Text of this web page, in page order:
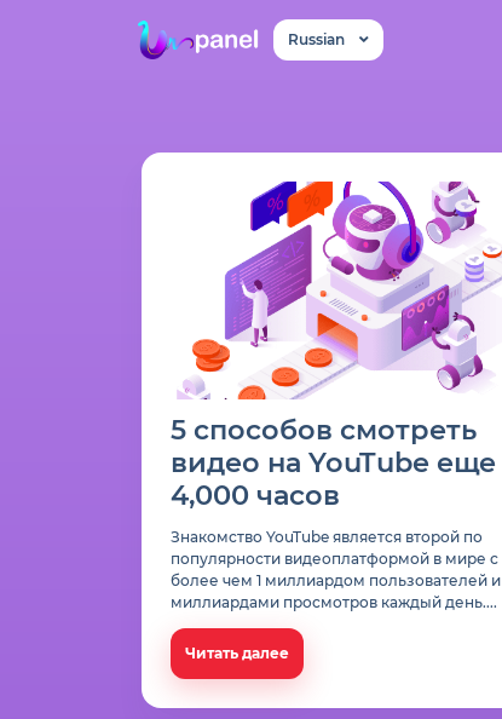
Russian
5 способов смотреть
видео на YouTube еще
4,000 часов
Знакомство YouTube является второй по
популярности видеоплатформой в мире с
более чем 1 миллиардом пользователей и
миллиардами просмотров каждый день....
Читать далее